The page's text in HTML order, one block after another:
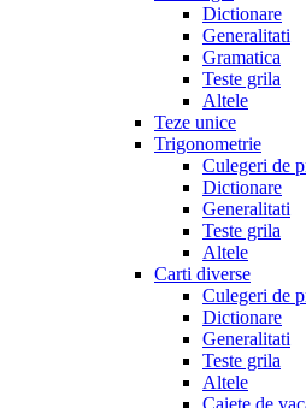
Dictionare
Generalitati
Gramatica
Teste grila
Altele
Teze unice
Trigonometrie
Culegeri de
Dictionare
Generalitati
Teste grila
Altele
Carti diverse
Culegeri de
Dictionare
Generalitati
Teste grila
Altele